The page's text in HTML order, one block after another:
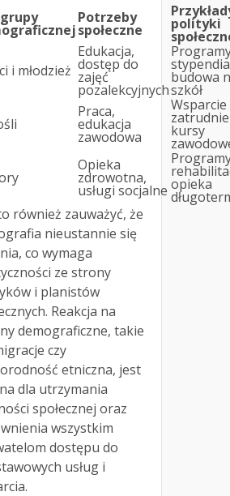
Potrzeby
społeczne polityki
i młodzież
Edukacja,
dostęp do
zajęć
pozalekcyjnych
budowa
szkół
Praca,
edukacja
zawodowa
Wsparcie
kursy
Opieka
zdrowotna,
usługi socjalne opieka
również zauważyć, że
nieustannie się
co wymaga
ze strony
i planistów
Reakcja na
demograficzne, takie
czy
etniczna, jest
dla utrzymania
społecznej oraz
wszystkim
dostępu do
usług i